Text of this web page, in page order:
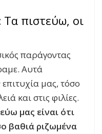
πιστεύω, οι
παράγοντας
Αυτά
μας, τόσο
και στις φιλίες.
μας είναι ότι
βαθιά ριζωμένα